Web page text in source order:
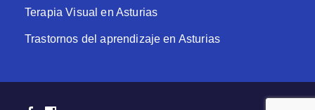
Terapia Visual en Asturias
Trastornos del aprendizaje en Asturias